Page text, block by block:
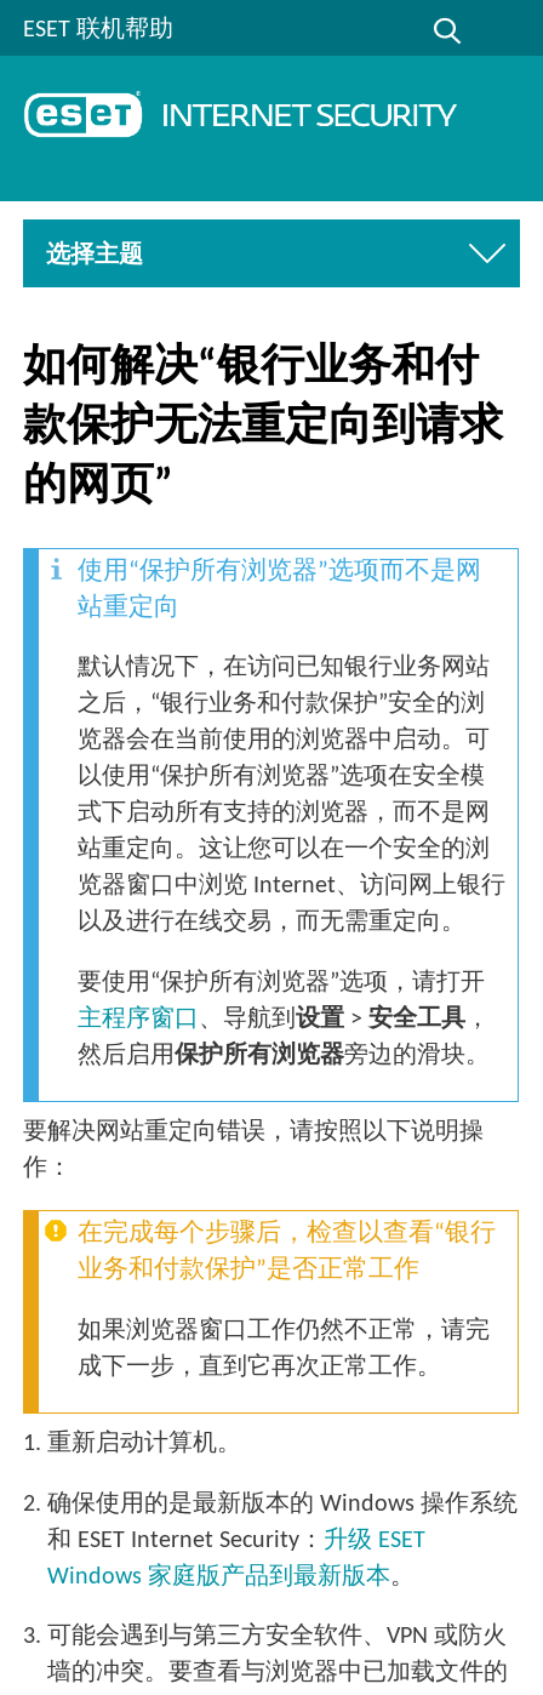
ESET 联机帮助
选择主题
如何解决“银行业务和付
款保护无法重定向到请求
的网页”
使用“保护所有浏览器”选项而不是网
站重定向
默认情况下，在访问已知银行业务网站
之后，“银行业务和付款保护”安全的浏
览器会在当前使用的浏览器中启动。可
以使用“保护所有浏览器”选项在安全模
式下启动所有支持的浏览器，而不是网
站重定向。这让您可以在一个安全的浏
览器窗口中浏览 Internet、访问网上银行
以及进行在线交易，而无需重定向。
要使用“保护所有浏览器”选项，请打开
主程序窗口 、导航到设置 >安全工具 ，
然后启用保护所有浏览器旁边的滑块。
要解决网站重定向错误，请按照以下说明操
作：
在完成每个步骤后，检查以查看“银行
业务和付款保护”是否正常工作
如果浏览器窗口工作仍然不正常，请完
成下一步，直到它再次正常工作。
1. 重新启动计算机。
2. 确保使用的是最新版本的 Windows 操作系统
和 ESET Internet Security： 升级 ESET
Windows 家庭版产品到最新版本。
3. 可能会遇到与第三方安全软件、VPN 或防火
墙的冲突。要查看与浏览器中已加载文件的